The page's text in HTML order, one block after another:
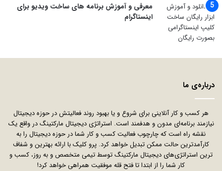
معرفی و آموزش برنامه های ساخت ویدیو برای
اینستاگرام
درباره‌ی ما
هر کسب و کار آنلاینی برای شروع و یا بهبود روند فعالیتش در حوزه دیجیتال
نیازمند برنامه‌ای مدون و هدفمند است. استراتژی دیجیتال مارکتینگ در واقع یک
نقشه راه است که چارچوب فعالیت کسب و کار شما در حوزه دیجیتال را به
کارآمدترین حالت ممکن تبدیل خواهد کرد. پرو کلیک با ارائه بهترین و شفاف
ترین استراتژی‌های دیجیتال مارکتینگ توسط تیمی متخصص و به روز، کسب و
کار شما را از ابتدا تا فتح قله موفقیت همراهی خواهد کرد!